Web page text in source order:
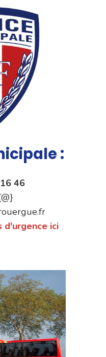
:
46
d'urgence ici